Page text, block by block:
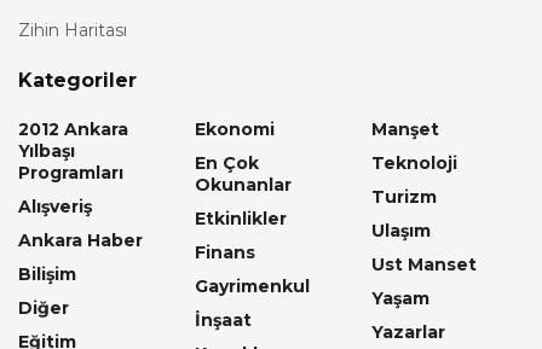
Zihin Haritası
Kategoriler
2012 Ankara
Yılbaşı
Programları
Alışveriş
Ankara Haber
Bilişim
Diğer
Eğitim
Ekonomi
En Çok
Okunanlar
Etkinlikler
Finans
Gayrimenkul
İnşaat
Manşet
Teknoloji
Turizm
Ulaşım
Ust Manset
Yaşam
Yazarlar